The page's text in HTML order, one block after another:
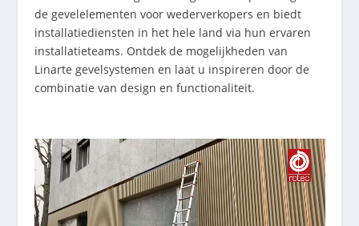
de gevelelementen voor wederverkopers en biedt
installatiediensten in het hele land via hun ervaren
installatieteams. Ontdek de mogelijkheden van
Linarte gevelsystemen en laat u inspireren door de
combinatie van design en functionaliteit.